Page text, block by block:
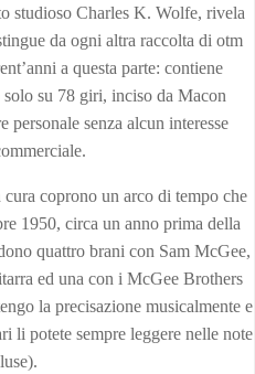
studioso Charles K. Wolfe, rivela
da ogni altra raccolta di otm
a questa parte: contiene
su 78 giri, inciso da Macon
personale senza alcun interesse
coprono un arco di tempo che
1950, circa un anno prima della
quattro brani con Sam McGee,
ed una con i McGee Brothers
la precisazione musicalmente e
li potete sempre leggere nelle note